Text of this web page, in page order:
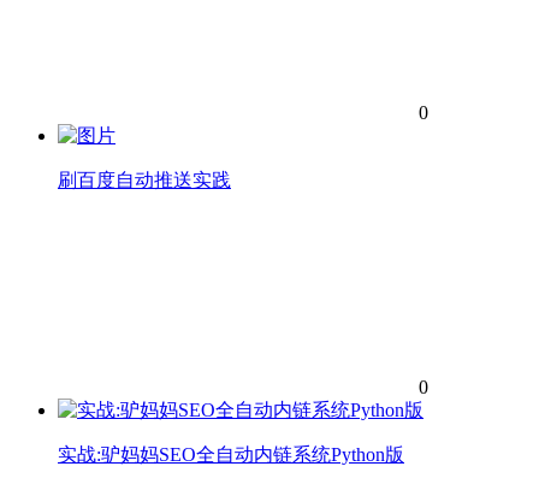
0
刷百度自动推送实践
0
实战:驴妈妈SEO全自动内链系统Python版